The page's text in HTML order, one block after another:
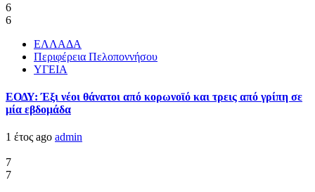
6
6
ΕΛΛΑΔΑ
Περιφέρεια Πελοποννήσου
ΥΓΕΙΑ
ΕΟΔΥ: Έξι νέοι θάνατοι από κορωνοϊό και τρεις από γρίπη σε
μία εβδομάδα
1 έτος ago admin
7
7